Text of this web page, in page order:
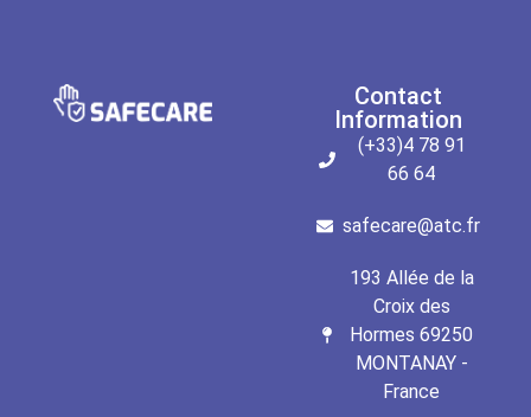
Contact
Information
(+33)4 78 91
66 64
safecare@atc.fr
193 Allée de la
Croix des
Hormes 69250
MONTANAY -
France